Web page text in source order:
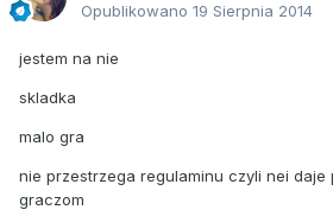
Opublikowano 19 Sierpnia 2014
jestem na nie
skladka
malo gra
nie przestrzega regulaminu czyli nei daje
graczom